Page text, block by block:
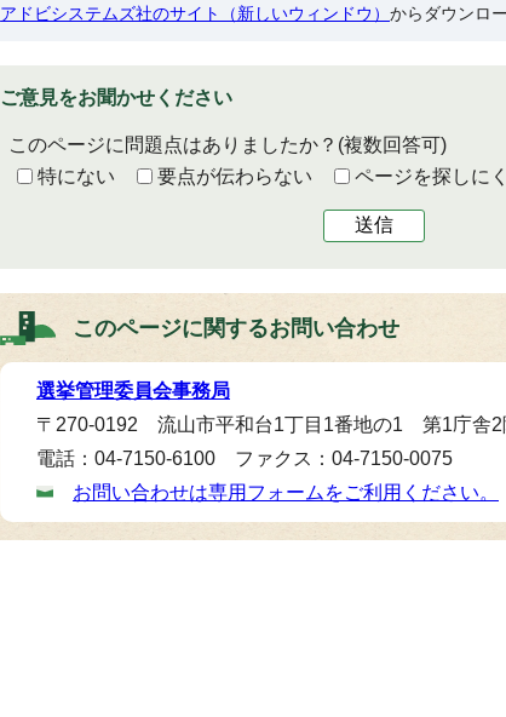
アドビシステムズ社のサイト（新しいウィンドウ） からダウンロ
ご意見をお聞かせください
このページに問題点はありましたか？ (複数回答可)
特にない
要点が伝わらない ページを探しに
送信
このページに関するお問い合わせ
選挙管理委員会事務局
〒270-0192 流山市平和台1丁目1番地の1 第1庁舎2
電話：04-7150-6100 ファクス：04-7150-0075
お問い合わせは専用フォームをご利用ください。